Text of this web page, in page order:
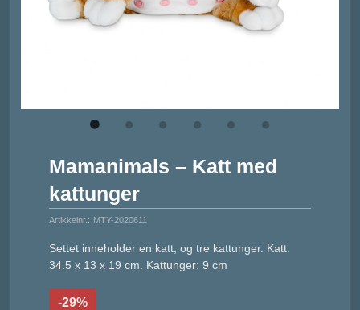
Mamanimals – Katt med
kattunger
Artikkelnr.: MTY-2020611
Settet inneholder en katt, og tre kattunger. Katt:
34.5 x 13 x 19 cm. Kattunger: 9 cm
-29%